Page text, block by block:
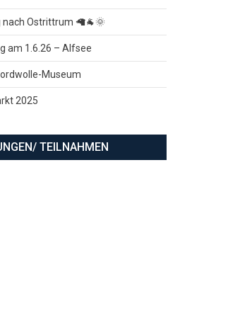
nach Ostrittrum 🦙🐐🌞
am 1.6.26 – Alfsee
Museum
2025
TEILNAHMEN